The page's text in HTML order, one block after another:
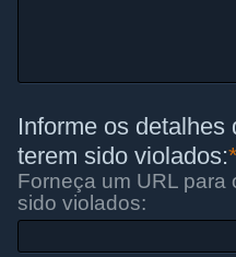
Informe os
terem sido violados:*
Forneça um URL para
sido violados: